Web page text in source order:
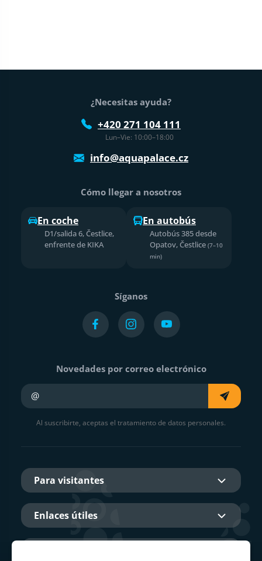
Pie de página
¿Necesitas ayuda?
+420 271 104 111
Lun–Vie: 10:00–18:00
info@aquapalace.cz
Cómo llegar a nosotros
En coche
D1/salida 6, Čestlice,
enfrente de KIKA
En autobús
Autobús 385 desde
Opatov, Čestlice (7–10
min)
Síganos
Novedades por correo electrónico
Al suscribirte, aceptas el tratamiento de datos personales.
Para visitantes
Enlaces útiles